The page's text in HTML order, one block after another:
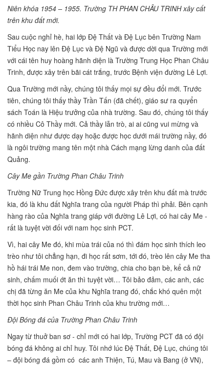
Niên khóa 1954 – 1955. Trường TH PHAN CHÂU TRINH xây cất
trên khu đất mới.
Sau cuộc nghỉ hè, hai lớp Đệ Thất và Đệ Lục bên Trường Nam
Tiểu Học nay lên Đệ Lục và Đệ Ngũ và được dời qua Trường mới
với cái tên huy hoàng hãnh diện là Trường Trung Học Phan Châu
Trinh, được xây trên bãi cát trắng, trước Bệnh viện đường Lê Lợi.
Qua Trường mới nầy, chúng tôi thấy mọi sự đều đổi mới. Trước
tiên, chúng tôi thấy thầy Trần Tấn (đã chết), giáo sư ra quyển
sách Toán là Hiệu trưởng của nhà trường. Sau đó, chúng tôi thấy
có nhiều Cô Thầy mới. Cả thầy lẫn trò, ai ai cũng vui mừng và
hãnh diện như được dạy hoặc được học dưới mái trường nầy, đó
là ngôi trường mang tên một nhà Cách mạng lừng danh của đất
Quảng.
Cây Me gần Trường Phan Châu Trinh
Trường Nữ Trung học Hồng Đức được xây trên khu đất mà trước
kia, đó là khu đất Nghĩa trang của người Pháp thì phải. Bên cạnh
hàng rào của Nghĩa trang giáp với đường Lê Lợi, có hai cây Me -
rất là tuyệt vời đối với nam học sinh PCT.
Vì, hai cây Me đó, khi mùa trái của nó thì đám học sinh thích leo
trèo như tôi chẳng hạn, đi học rất sơm, tới đó, trèo lên cây Me tha
hồ hái trái Me non, đem vào trường, chia cho bạn bè, kể cả nữ
sinh, chấm muối ớt ăn thì tuyệt vời… Tôi bảo đảm, các anh, các
chị đã từng ăn Me của khu Nghĩa trang đó, chắc khó quên một
thời học sinh Phan Châu Trinh của khu trường mới…
Đội Bóng đá của Trường Phan Châu Trinh
Ngay từ thuở ban sơ - chỉ mới có hai lớp, Trường PCT đã có đội
bóng đá không ai chỉ huy. Tôi nhớ lúc Đệ Thất, Đệ Lục, chúng tôi
– đội bóng đá gồm có các anh Thiện, Tú, Mau và Bang (ở VN),